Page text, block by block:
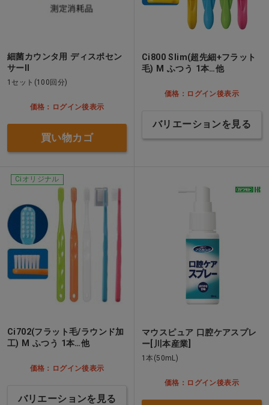
細菌カウンタ用 ディスポセン
サーII
1セット(100回分)
価格：ログイン後表示
買い物カゴ
Ci800 Slim(超先細+フラット
毛) M ふつう 1本…他
価格：ログイン後表示
バリエーションを見る
Ciオリジナル
Ci702(フラット毛/ラウンド加
工) M ふつう 1本…他
価格：ログイン後表示
バリエーションを見る
マウスピュア 口腔ケアスプレ
ー[川本産業]
1本(50mL)
価格：ログイン後表示